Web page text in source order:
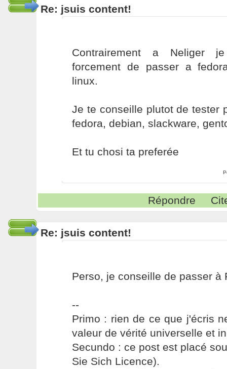
Re: jsuis content!
Contrairement a Neliger
forcement de passer a
linux.
Je te conseille plutot de tester
fedora, debian, slackware,
Et tu chosi ta preferée
Répondre
Re: jsuis content!
Perso, je conseille de passer à
--
Primo : rien de ce que j'écris
valeur de vérité universelle et
Secundo : ce post est placé
Sie Sich Licence).